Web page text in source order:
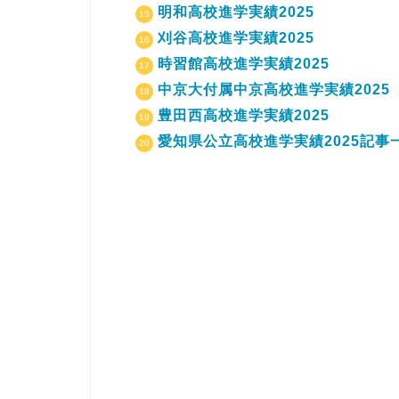
明和高校進学実績2025
刈谷高校進学実績2025
時習館高校進学実績2025
中京大付属中京高校進学実績2025
豊田西高校進学実績2025
愛知県公立高校進学実績2025記事